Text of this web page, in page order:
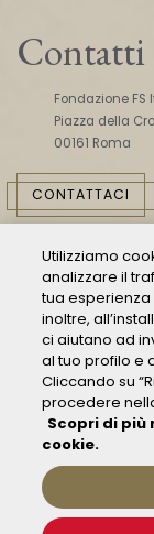
Contatti
Fondazione FS
Piazza della
00161 Roma
CONTATTACI
Consulta il
Gestione
Condizioni
Privacy policy
FAQ
Utilizziamo
analizzare il
tua
inoltre,
ci aiutano ad
al tuo profilo e
Cliccando su
procedere
Scopri di
cookie.